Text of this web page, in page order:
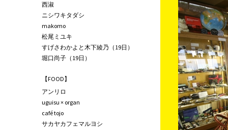
西淑
ニシワキタダシ
makomo
松尾ミユキ
すげさわかよと木下綾乃（19日）
堀口尚子（19日）
【FOOD】
アンリロ
uguisu × organ
café tojo
サカヤカフェマルヨシ